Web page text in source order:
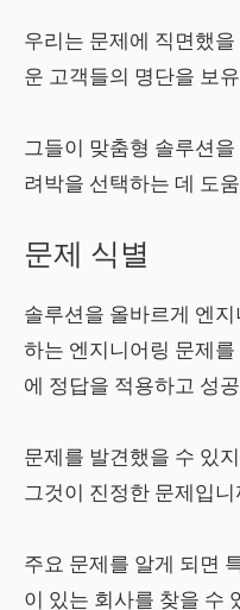
우리는 문제에 직면했
운 고객들의 명단을 보
그들이 맞춤형 솔루션
려박을 선택하는 데 도
문제 식별
솔루션을 올바르게 엔
하는 엔지니어링 문제
에 정답을 적용하고 성
문제를 발견했을 수 있
그것이 진정한 문제입니
주요 문제를 알게 되면
이 있는 회사를 찾을 수